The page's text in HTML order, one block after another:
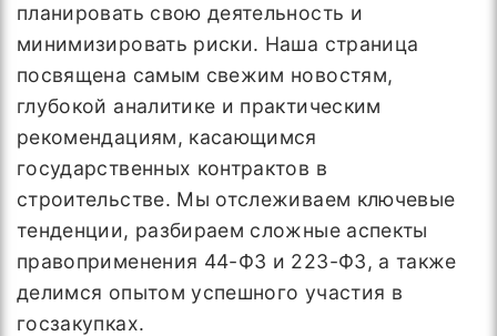
планировать свою деятельность и
минимизировать риски. Наша страница
посвящена самым свежим новостям,
глубокой аналитике и практическим
рекомендациям, касающимся
государственных контрактов в
строительстве. Мы отслеживаем ключевые
тенденции, разбираем сложные аспекты
правоприменения 44-ФЗ и 223-ФЗ, а также
делимся опытом успешного участия в
госзакупках.